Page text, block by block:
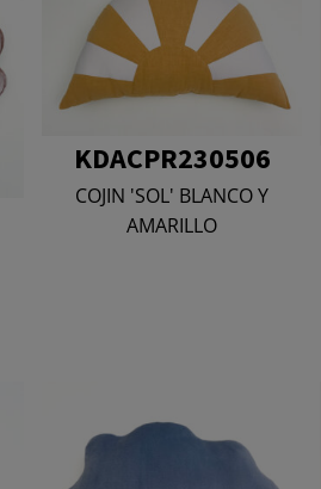
KDACPR230506
COJIN 'SOL' BLANCO Y
AMARILLO